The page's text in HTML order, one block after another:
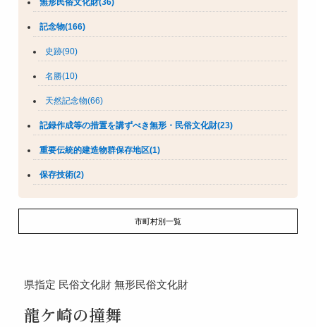
記念物(166)
史跡(90)
名勝(10)
天然記念物(66)
記録作成等の措置を講ずべき無形・民俗文化財(23)
重要伝統的建造物群保存地区(1)
保存技術(2)
市町村別一覧
県指定 民俗文化財 無形民俗文化財
龍ケ崎の撞舞